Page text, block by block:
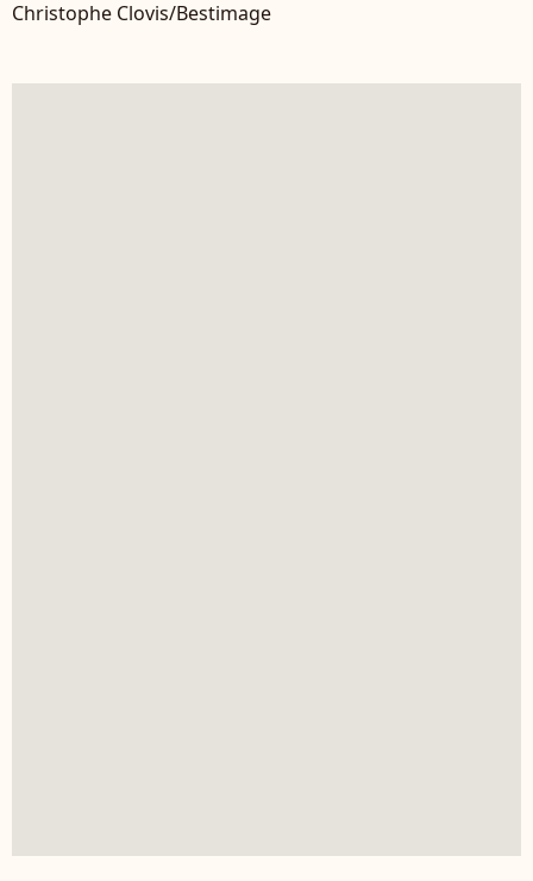
Christophe Clovis/Bestimage